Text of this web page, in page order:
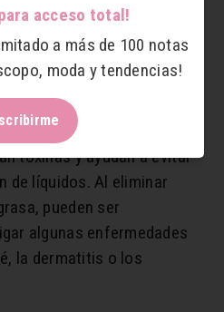
vitaminas A y B6,
natural
toxinas y ayudan a evitar
de líquidos. Al eliminar
pueden ser
algunas enfermedades
la dermatitis o los
acceso total!
a más de 100 notas
moda y tendencias!